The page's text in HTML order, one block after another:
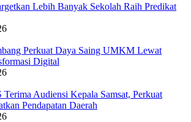
Lebih Banyak Sekolah Raih Predikat
Perkuat Daya Saing UMKM Lewat
Digital
Audiensi Kepala Samsat, Perkuat
Pendapatan Daerah